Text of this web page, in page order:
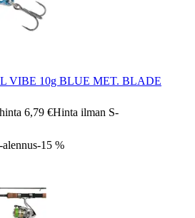
VIBE 10g BLUE MET. BLADE
6,79 €Hinta ilman S-
-15 %